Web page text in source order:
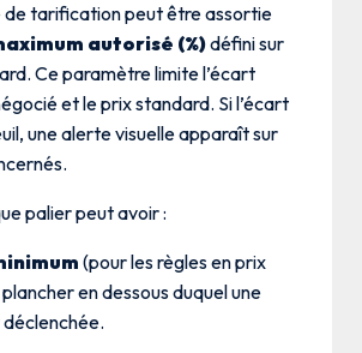
de tarification peut être assortie
autorisé (%)défini sur
Ce paramètre limite l’écart
et le prix standard. Si l’écart
une alerte visuelle apparaît sur
palier peut avoir :
(pour les règles en prix
en dessous duquel une